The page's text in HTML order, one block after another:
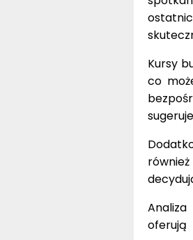
Kursy
co